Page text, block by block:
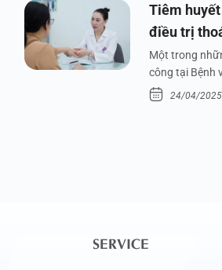
Tiêm
điều trị
Một trong
công tại Bệnh
24/04/2025
SERVICE